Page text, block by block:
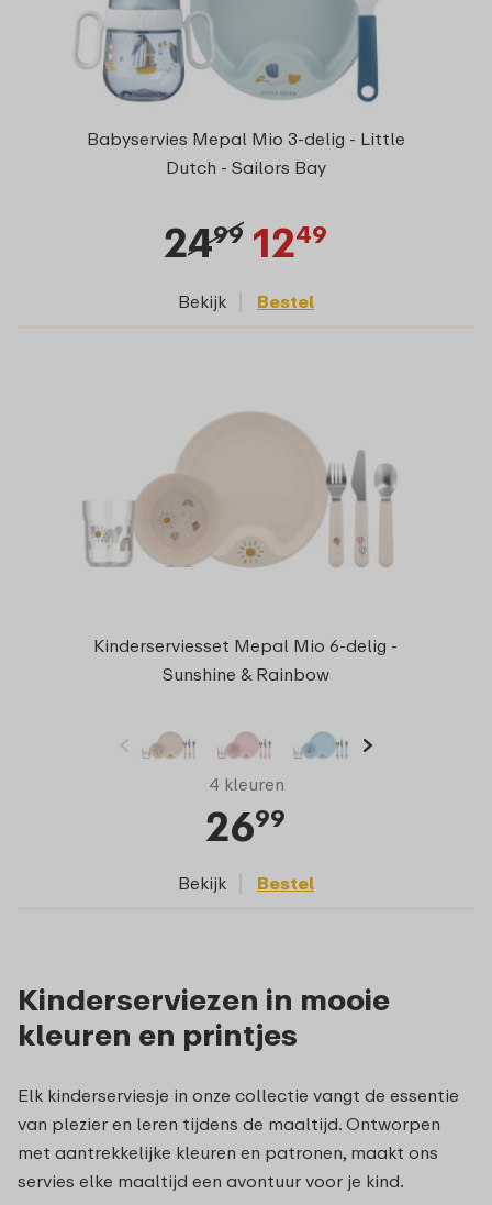
Babyservies Mepal Mio 3-delig - Little
Dutch - Sailors Bay
2499 1249
Bekijk Bestel
Kinderserviesset Mepal Mio 6-delig -
Sunshine & Rainbow
4 kleuren
2699
Bekijk Bestel
Kinderserviezen in mooie
kleuren en printjes
Elk kinderserviesje in onze collectie vangt de essentie
van plezier en leren tijdens de maaltijd. Ontworpen
met aantrekkelijke kleuren en patronen, maakt ons
servies elke maaltijd een avontuur voor je kind.